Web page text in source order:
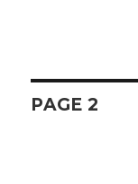
PAGE 2